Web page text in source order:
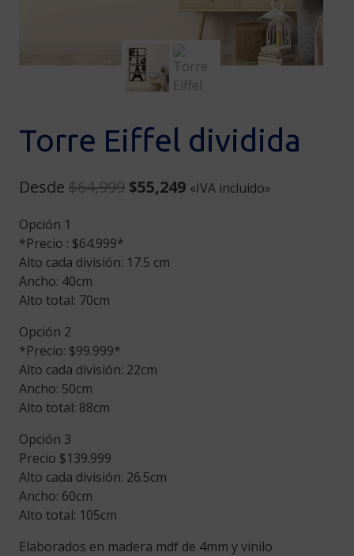
Torre Eiffel dividida
Desde $64,999 Original
$64,999.
$55,249Current
«IVA incluido»
Opción 1
*Precio : $64.999*
Alto cada división: 17.5 cm
Ancho: 40cm
Alto total: 70cm
Opción 2
*Precio: $99.999*
Alto cada división: 22cm
Ancho: 50cm
Alto total: 88cm
Opción 3
Precio $139.999
Alto cada división: 26.5cm
Ancho: 60cm
Alto total: 105cm
Elaborados en madera mdf de 4mm y vinilo